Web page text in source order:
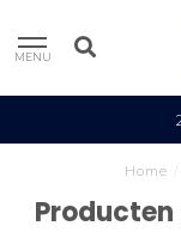
MENU
Home